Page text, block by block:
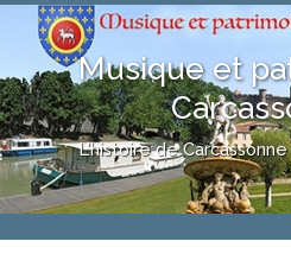
Musique et
L'histoire de